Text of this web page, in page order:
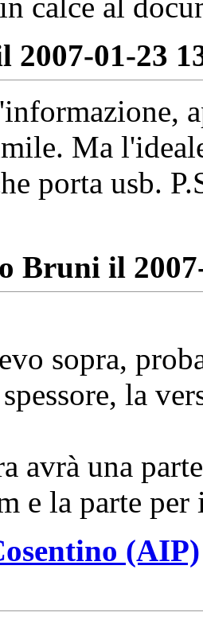
2007-01-23
Ma
porta usb.
Bruni il
sopra,
la
avrà una
e la parte
(AIP)